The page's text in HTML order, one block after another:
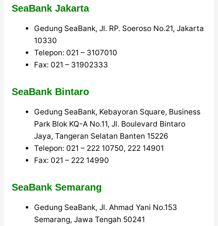
SeaBank Jakarta
Gedung SeaBank, Jl. RP. Soeroso No.21, Jakarta
10330
Telepon: 021 – 3107010
Fax: 021 – 31902333
SeaBank Bintaro
Gedung SeaBank, Kebayoran Square, Business
Park Blok KQ-A No.11, Jl. Boulevard Bintaro
Jaya, Tangeran Selatan Banten 15226
Telepon: 021 – 222 10750, 222 14901
Fax: 021 – 222 14990
SeaBank Semarang
Gedung SeaBank, Jl. Ahmad Yani No.153
Semarang, Jawa Tengah 50241